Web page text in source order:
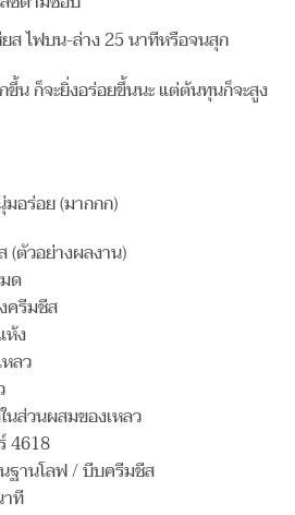
ส ไฟบน-ล่าง 25 นาทีหรือจนสุก
ขึ้น ก็จะยิ่งอร่อยขึ้นนะ แต่ต้นทุนก็จะสูง
อร่อย (มากกก)
(ตัวอย่างผลงาน)
ด
ครีมชีส
ห้ง
ลว
นส่วนผสมของเหลว
4618
ฐานโลฟ / บีบครีมชีส
ที